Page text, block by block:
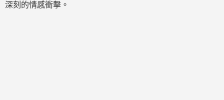
深刻的情感衝擊。